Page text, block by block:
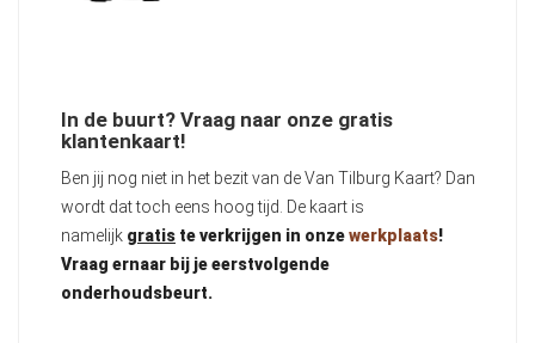
In de buurt? Vraag naar onze gratis
klantenkaart!
Ben jij nog niet in het bezit van de Van Tilburg Kaart? Dan
wordt dat toch eens hoog tijd. De kaart is
namelijk gratis te verkrijgen in onzewerkplaats!
Vraag ernaar bij je eerstvolgende
onderhoudsbeurt.